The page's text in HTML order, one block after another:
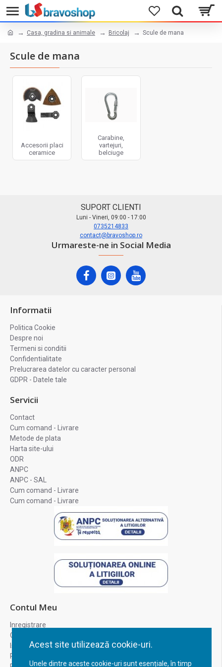
Acest site utilizează cookie-uri.
Unele dintre aceste cookie-uri sunt esențiale, în timp
Casa, gradina si animale Bricolaj Scule de mana
Scule de mana
Accesorii placi
ceramice
Carabine,
vartejuri,
belciuge
SUPORT CLIENTI
Luni - Vineri, 09:00 - 17:00
0735214833
contact@bravoshop.ro
Urmareste-ne in Social Media
Informatii
Politica Cookie
Despre noi
Termeni si conditii
Confidentialitate
Prelucrarea datelor cu caracter personal
GDPR - Datele tale
Servicii
Contact
Cum comand - Livrare
Metode de plata
Harta site-ului
ODR
ANPC
ANPC - SAL
Cum comand - Livrare
Cum comand - Livrare
Contul Meu
Inregistrare
Contul meu
Istoric comenzi
Recuperare parola